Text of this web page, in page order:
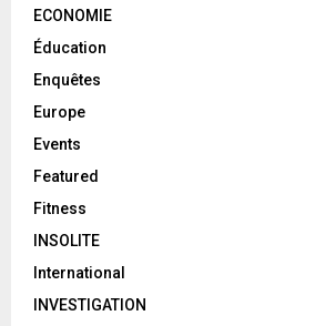
ECONOMIE
Éducation
Enquêtes
Europe
Events
Featured
Fitness
INSOLITE
International
INVESTIGATION